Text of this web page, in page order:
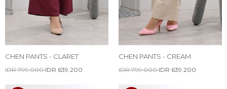
CHEN PANTS - CLARET
IDR 799.000IDR 639.200
CHEN PANTS - CREAM
IDR 799.000IDR 639.200